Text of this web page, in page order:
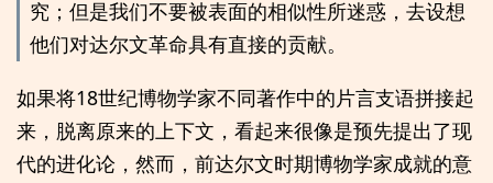
究；但是我们不要被表面的相似性所迷惑，去设想
他们对达尔文革命具有直接的贡献。
如果将18世纪博物学家不同著作中的片言支语拼接起
来，脱离原来的上下文，看起来很像是预先提出了现
代的进化论，然而，前达尔文时期博物学家成就的意